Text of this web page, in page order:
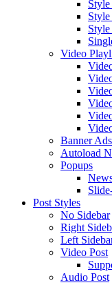
Style
Style
Style
Video
Banner Ads
Autoload
Popups
Post Styles
No Sidebar
Right
Left
Video Post
Audio Post